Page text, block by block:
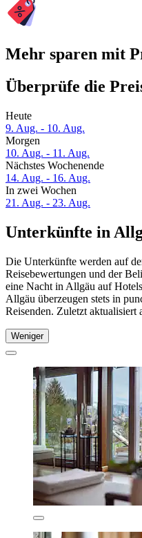
Mehr sparen mit
Überprüfe die
Heute
9. Aug. - 10. Aug.
Morgen
10. Aug. - 11. Aug.
Nächstes Wochenende
14. Aug. - 16. Aug.
In zwei Wochen
21. Aug. - 23. Aug.
Unterkünfte in
Die Unterkünfte werden auf
Reisebewertungen und der
eine Nacht in Allgäu auf
Allgäu überzeugen stets in
Reisenden. Zuletzt aktualisiert
Weniger